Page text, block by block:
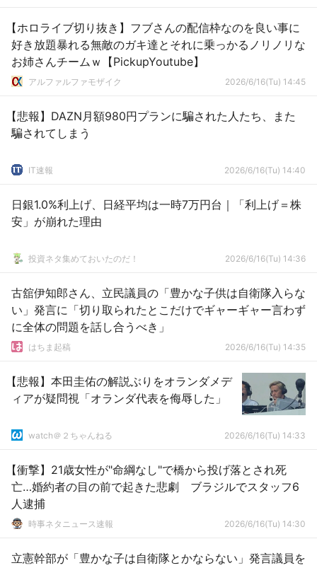
【ホロライブ切り抜き】フブさんの配信枠なのを良い事に
好き放題暴れる無敵のガキ達とそれに乗っかるノリノリな
お姉さんチームｗ【PickupYoutube】
アルファルファモザイク 2026/6/16(Tu) 14:45
【悲報】DAZN月額980円プランに騙された人たち、また
騙されてしまう
IT速報 2026/6/16(Tu) 14:40
日銀1.0%利上げ、日経平均は一時7万円台｜「利上げ＝株
安」が崩れた理由
投資ネタ集めておいたのだ！ 2026/6/16(Tu) 14:36
古舘伊知郎さん、立民議員の「豊かな子供は自衛隊入らな
い」発言に「切り取られたとこだけでギャーギャー言わず
に全体の問題を話し合うべき」
はちま起稿 2026/6/16(Tu) 14:35
【悲報】本田圭佑の解説ぶりをオランダメデ
ィアが疑問視「オランダ代表を侮辱した」
watch＠２ちゃんねる 2026/6/16(Tu) 14:33
【衝撃】21歳女性が"命綱なし"で橋から投げ落とされ死
亡…婚約者の目の前で起きた悲劇 ブラジルでスタッフ6
人逮捕
時事ネタニュース速報 2026/6/16(Tu) 14:30
立憲幹部が「豊かな子は自衛隊とかならない」発言議員を